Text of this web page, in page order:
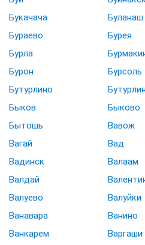
Букачача
Буланаш
Бураево
Бурея
Бурла
Бурон
Бурсоль
Бутурлино
Быков
Быково
Бытошь
Вавож
Вагай
Вад
Вадинск
Валаам
Валдай
Валуево
Валуйки
Ванавара
Ванино
Ванкарем
Варгаши